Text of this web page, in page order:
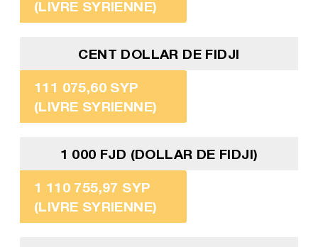
(LIVRE SYRIENNE)
CENT DOLLAR DE FIDJI
111 075,60 SYP
(LIVRE SYRIENNE)
1 000 FJD (DOLLAR DE FIDJI)
1 110 755,97 SYP
(LIVRE SYRIENNE)